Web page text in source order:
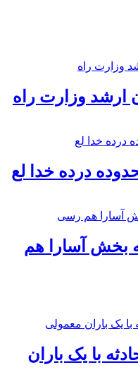
ارشد وزارت راه
درده خدا لع
بخش آسارا هم
با یک باران